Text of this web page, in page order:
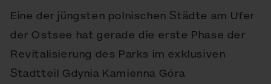
Eine der jüngsten polnischen Städte am Ufer
der Ostsee hat gerade die erste Phase der
Revitalisierung des Parks im exklusiven
Stadtteil Gdynia Kamienna Góra